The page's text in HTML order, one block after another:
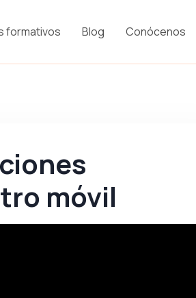
formativos Blog Conócenos
móvil